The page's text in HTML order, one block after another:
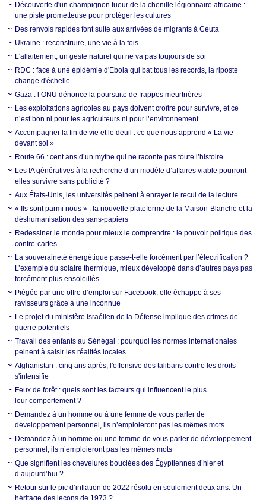
Découverte d'un champignon tueur de la chenille légionnaire africaine :
une piste prometteuse pour protéger les cultures
Des renvois rapides font suite aux arrivées de migrants à Ceuta
Ukraine : reconstruire, une vie à la fois
L'allaitement, un geste naturel qui ne va pas toujours de soi
RDC : face à une épidémie d'Ebola qui bat tous les records, la riposte
change d'échelle
Gaza : l’ONU dénonce la poursuite de frappes meurtrières
Les exploitations agricoles au pays doivent croître pour survivre, et ce
n’est bon ni pour les agriculteurs ni pour l’environnement
Accompagner la fin de vie et le deuil : ce que nous apprend « La vie
devant soi »
Route 66 : cent ans d’un mythe qui ne raconte pas toute l’histoire
Les IA génératives à la recherche d’un modèle d’affaires viable pourront-
elles survivre sans publicité ?
Aux États-Unis, les universités peinent à enrayer le recul de la lecture
« Ils sont parmi nous » : la nouvelle plateforme de la Maison-Blanche et la
déshumanisation des sans-papiers
Redessiner le monde pour mieux le comprendre : le pouvoir politique des
contre-cartes
La souveraineté énergétique passe-t-elle forcément par l’électrification ?
L’exemple du solaire thermique, mieux développé dans d’autres pays pas
forcément plus ensoleillés
Piégée par une offre d’emploi sur Facebook, elle échappe à ses
ravisseurs grâce à une inconnue
Le projet du ministère israélien de la Défense implique des crimes de
guerre potentiels
Travail des enfants au Sénégal : pourquoi les normes internationales
peinent à saisir les réalités locales
Afghanistan : cinq ans après, l'offensive des talibans contre les droits
s'intensifie
Feux de forêt : quels sont les facteurs qui influencent le plus
leur comportement ?
Demandez à un homme ou à une femme de vous parler de
développement personnel, ils n’emploieront pas les mêmes mots
Demandez à un homme ou une femme de vous parler de développement
personnel, ils n’emploieront pas les mêmes mots
Que signifient les chevelures bouclées des Égyptiennes d’hier et
d’aujourd’hui ?
Retour sur le pic d’inflation de 2022 résolu en seulement deux ans. Un
héritage des leçons de 1973 ?